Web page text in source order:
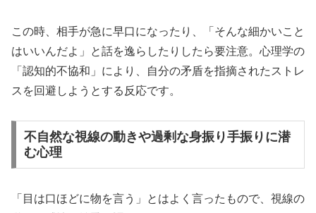
この時、相手が急に早口になったり、「そんな細かいこと
はいいんだよ」と話を逸らしたりしたら要注意。心理学の
「認知的不協和」により、自分の矛盾を指摘されたストレ
スを回避しようとする反応です。
不自然な視線の動きや過剰な身振り手振りに潜
む心理
「目は口ほどに物を言う」とはよく言ったもので、視線の